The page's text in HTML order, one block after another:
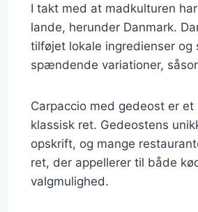
I takt med at madkulturen
lande, herunder Danmark.
tilføjet lokale ingredienser
spændende variationer,
Carpaccio med gedeost er
klassisk ret. Gedeostens
opskrift, og mange
ret, der appellerer til både
valgmulighed.